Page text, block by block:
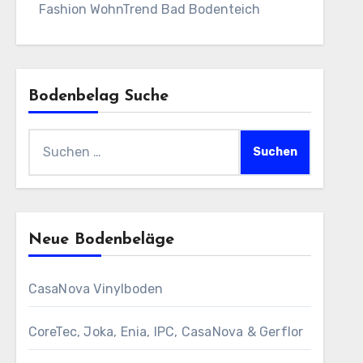
Fashion WohnTrend Bad Bodenteich
Bodenbelag Suche
nach:
Neue Bodenbeläge
CasaNova Vinylboden
CoreTec, Joka, Enia, IPC, CasaNova & Gerflor